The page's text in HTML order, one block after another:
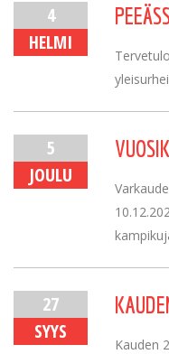
4
HELMI
5
JOULU
27
SYYS
Kauden